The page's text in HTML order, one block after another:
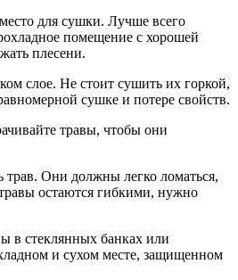
для сушки. Лучше всего
помещение с хорошей
плесени.
слое. Не стоит сушить их горкой,
сушке и потере свойств.
травы, чтобы они
трав. Они должны легко ломаться,
остаются гибкими, нужно
в стеклянных банках или
и сухом месте, защищенном